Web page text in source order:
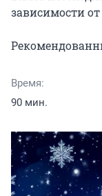
зависимости от
Время:
90 мин.